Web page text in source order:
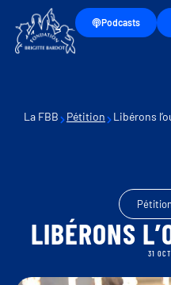
Podcasts
La FBB Pétition Libérons
LIBÉRONS
31